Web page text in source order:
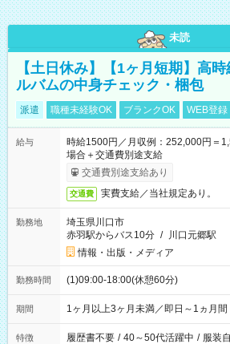
未読
【土日休み】【1ヶ月短期】高
ルバムの中身チェック・梱包
派遣 職種未経験OK ブランクOK WEB登
給与
時給1500円／月収例：252,000円＝
場合＋交通費別途支給
交通費別途支給あり
交通費 実費支給／当社規定あり。
勤務地
埼玉県川口市
赤羽駅からバス10分 / 川口元郷駅
情報・出版・メディア
勤務時間 (1)09:00-18:00(休憩60分)
期間 1ヶ月以上3ヶ月未満／即日～1ヵ月間
特徴 履歴書不要 / 40～50代活躍中 / 服装